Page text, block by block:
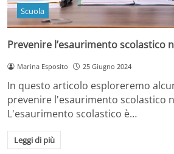
Scuola
Prevenire l’esaurimento scolastico
Marina Esposito 25 Giugno 2024
In questo articolo esploreremo
prevenire l'esaurimento scolastico
L'esaurimento scolastico è…
Leggi di più